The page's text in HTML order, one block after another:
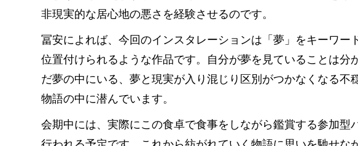
非現実的な居心地の悪さを経験させるのです。
冨安によれば、今回のインスタレーションは「夢」をキーワー
位置付けられるような作品です。自分が夢を見ていることは分
だ夢の中にいる、夢と現実が入り混じり区別がつかなくなる不
物語の中に潜んでいます。
会期中には、実際にこの食卓で食事をしながら鑑賞する参加型